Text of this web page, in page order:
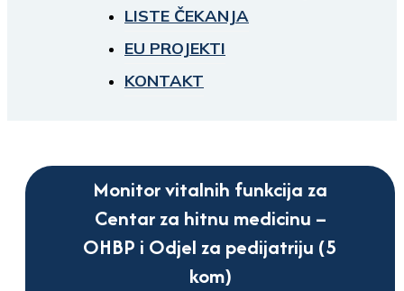
LISTE ČEKANJA
EU PROJEKTI
KONTAKT
Monitor vitalnih funkcija za
Centar za hitnu medicinu –
OHBP i Odjel za pedijatriju (5
kom)